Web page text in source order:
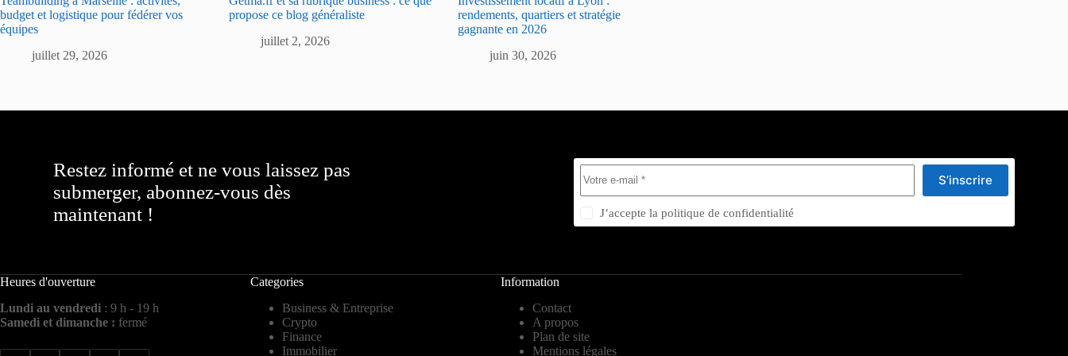
budget et logistique pour fédérer vos
équipes
juillet 29, 2026
propose ce blog généraliste
juillet 2, 2026
rendements, quartiers et stratégie
gagnante en 2026
juin 30, 2026
Restez informé et ne vous laissez pas
submerger, abonnez-vous dès
maintenant !
S’inscrire
J’accepte lapolitique de confidentialité
Heures d'ouverture
Lundi au vendredi : 9 h - 19 h
Samedi et dimanche : fermé
Categories
Business & Entreprise
Crypto
Finance
Immobilier
Information
Contact
A propos
Plan de site
Mentions légales